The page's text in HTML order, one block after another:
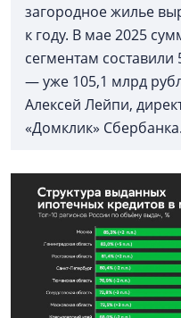
загородное жилье
к году. В мае 2025
сегментам
— уже 105,1 млрд
Алексей Лейпи,
«Домклик» Сбербанка.